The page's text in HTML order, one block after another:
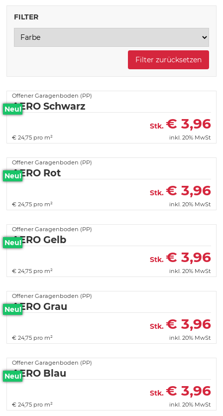
FILTER
Filter zurücksetzen
Neu!
Offener Garagenboden (PP)
AERO Schwarz
Stk. € 3,96
€ 24,75 pro m² inkl. 20% MwSt
Neu!
Offener Garagenboden (PP)
AERO Rot
Stk. € 3,96
€ 24,75 pro m² inkl. 20% MwSt
Neu!
Offener Garagenboden (PP)
AERO Gelb
Stk. € 3,96
€ 24,75 pro m² inkl. 20% MwSt
Neu!
Offener Garagenboden (PP)
AERO Grau
Stk. € 3,96
€ 24,75 pro m² inkl. 20% MwSt
Neu!
Offener Garagenboden (PP)
AERO Blau
Stk. € 3,96
€ 24,75 pro m² inkl. 20% MwSt